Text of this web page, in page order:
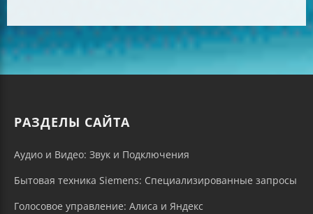
РАЗДЕЛЫ САЙТА
Аудио и Видео: Звук и Подключения
Бытовая техника Siemens: Специализированные запросы
Голосовое управление: Алиса и Яндекс